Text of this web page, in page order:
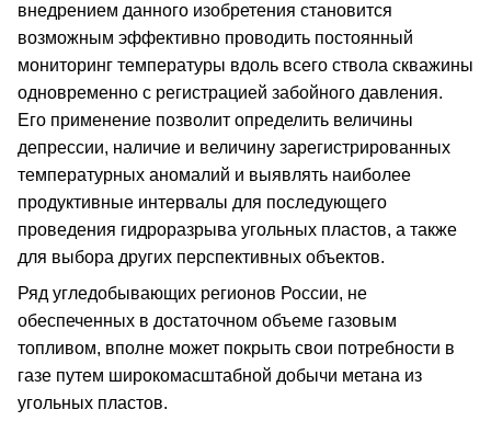
внедрением данного изобретения становится
возможным эффективно проводить постоянный
мониторинг температуры вдоль всего ствола скважины
одновременно с регистрацией забойного давления.
Его применение позволит определить величины
депрессии, наличие и величину зарегистрированных
температурных аномалий и выявлять наиболее
продуктивные интервалы для последующего
проведения гидроразрыва угольных пластов, а также
для выбора других перспективных объектов.
Ряд угледобывающих регионов России, не
обеспеченных в достаточном объеме газовым
топливом, вполне может покрыть свои потребности в
газе путем широкомасштабной добычи метана из
угольных пластов.